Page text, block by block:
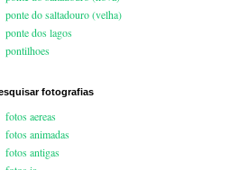
ponte do saltadouro (velha)
ponte dos lagos
pontilhoes
fotografias
fotos aereas
fotos animadas
fotos antigas